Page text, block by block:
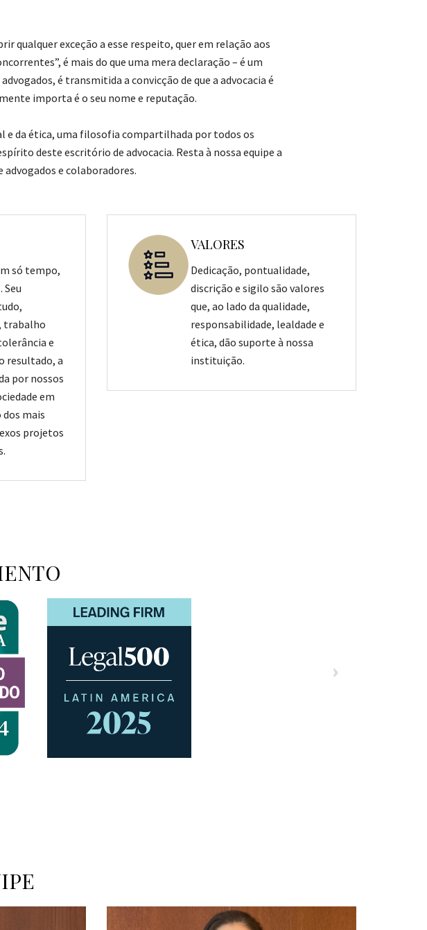
qualquer exceção a esse respeito, quer em relação aos
é mais do que uma mera declaração – é um
é transmitida a convicção de que a advocacia é
importa é o seu nome e reputação.
e da ética, uma filosofia compartilhada por todos os
deste escritório de advocacia. Resta à nossa equipe a
e colaboradores.
só tempo,
Seu
trabalho
e
resultado, a
por nossos
em
mais
projetos
VALORES
Dedicação, pontualidade,
discrição e sigilo são valores
que, ao lado da qualidade,
responsabilidade, lealdade e
ética, dão suporte à nossa
instituição.